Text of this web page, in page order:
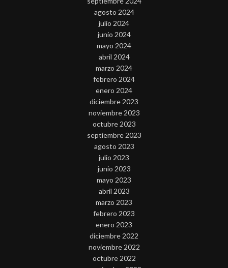
agosto 2024
julio 2024
junio 2024
mayo 2024
abril 2024
marzo 2024
febrero 2024
enero 2024
diciembre 2023
noviembre 2023
octubre 2023
septiembre 2023
agosto 2023
julio 2023
junio 2023
mayo 2023
abril 2023
marzo 2023
febrero 2023
enero 2023
diciembre 2022
noviembre 2022
octubre 2022